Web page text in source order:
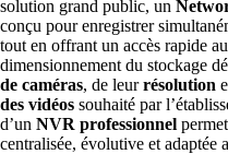
solution grand public, un
conçu pour enregistrer
tout en offrant un accès rapide
dimensionnement du stockage
de caméras, de leurrésolution
des vidéos souhaité par
d’un NVR professionnel
centralisée, évolutive et adaptée